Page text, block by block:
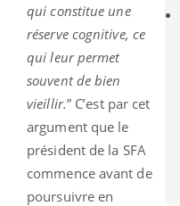
qui constitue une
réserve cognitive, ce
qui leur permet
souvent de bien
vieillir.” C’est par cet
argument que le
président de la SFA
commence avant de
poursuivre en